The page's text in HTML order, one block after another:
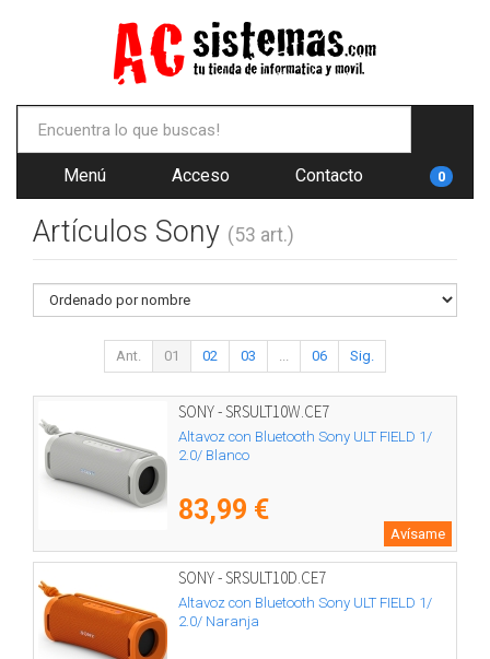
Menú Acceso Contacto 0
Artículos Sony (53 art.)
Ant. 01 02 03 06 Sig.
SONY - SRSULT10W.CE7
Altavoz con Bluetooth Sony ULT FIELD 1/
2.0/ Blanco
83,99 €
Avísame
SONY - SRSULT10D.CE7
Altavoz con Bluetooth Sony ULT FIELD 1/
2.0/ Naranja